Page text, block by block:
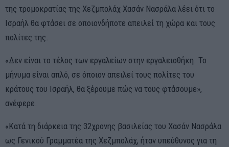
της τρομοκρατίας της Χεζμπολάχ Χασάν Νασράλα λέει ότι το
Ισραήλ θα φτάσει σε οποιονδήποτε απειλεί τη χώρα και τους
πολίτες της.
«Δεν είναι το τέλος των εργαλείων στην εργαλειοθήκη. Το
μήνυμα είναι απλό, σε όποιον απειλεί τους πολίτες του
κράτους του Ισραήλ, θα ξέρουμε πώς να τους φτάσουμε»,
ανέφερε.
«Κατά τη διάρκεια της 32χρονης βασιλείας του Χασάν Νασράλα
ως Γενικού Γραμματέα της Χεζμπολάχ, ήταν υπεύθυνος για τη